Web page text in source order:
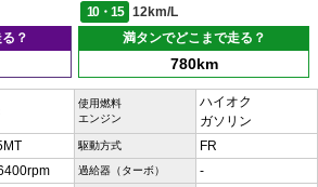
10・15
12km/L
？
満タンでどこまで走る？
780km
使用燃料
エンジン
ハイオク
ガソリン
駆動方式 FR
過給器（ターボ） -